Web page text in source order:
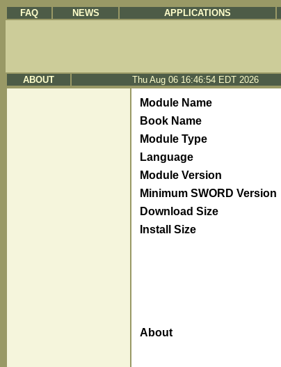
FAQ NEWS APPLICATIONS
ABOUT Thu Aug 06 16:46:54 EDT 2026
Module Name
Book Name
Module Type
Language
Module Version
Minimum SWORD Version
Download Size
Install Size
About